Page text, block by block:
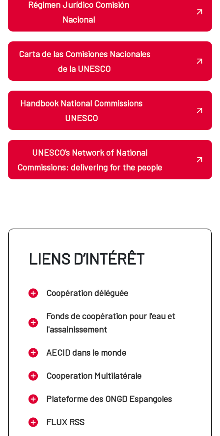
Régimen Jurídico Comisión
Nacional
Carta de las Comisiones Nacionales
de la UNESCO
Handbook National Commissions
UNESCO
UNESCO’s Network of National
Commissions: delivering for the people
LIENS D’INTÉRÊT
Coopération déléguée
Fonds de coopération pour l'eau et
l'assainissement
AECID dans le monde
Cooperation Multilatérale
Plateforme des ONGD Espangoles
FLUX RSS